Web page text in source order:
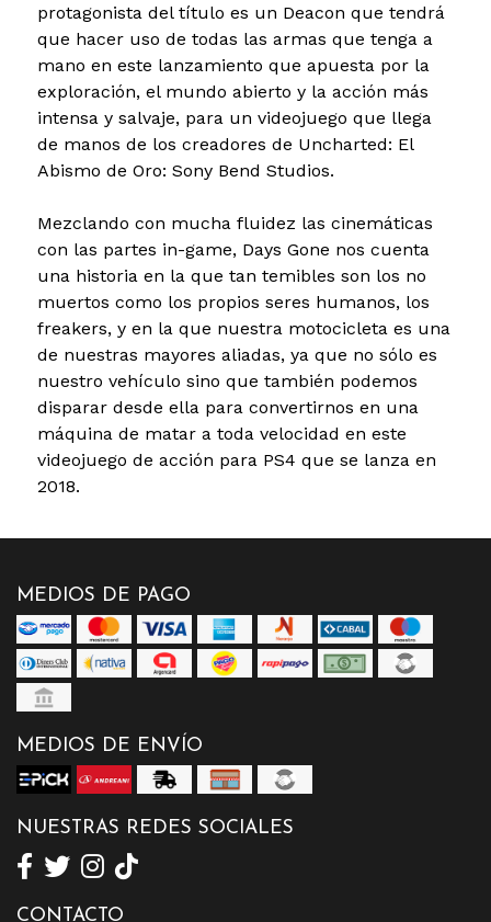
protagonista del título es un Deacon que tendrá
que hacer uso de todas las armas que tenga a
mano en este lanzamiento que apuesta por la
exploración, el mundo abierto y la acción más
intensa y salvaje, para un videojuego que llega
de manos de los creadores de Uncharted: El
Abismo de Oro: Sony Bend Studios.
Mezclando con mucha fluidez las cinemáticas
con las partes in-game, Days Gone nos cuenta
una historia en la que tan temibles son los no
muertos como los propios seres humanos, los
freakers, y en la que nuestra motocicleta es una
de nuestras mayores aliadas, ya que no sólo es
nuestro vehículo sino que también podemos
disparar desde ella para convertirnos en una
máquina de matar a toda velocidad en este
videojuego de acción para PS4 que se lanza en
2018.
MEDIOS DE PAGO
MEDIOS DE ENVÍO
NUESTRAS REDES SOCIALES
CONTACTO